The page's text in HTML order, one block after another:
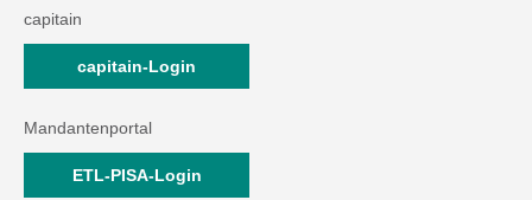
capitain
capitain-Login
Mandantenportal
ETL-PISA-Login